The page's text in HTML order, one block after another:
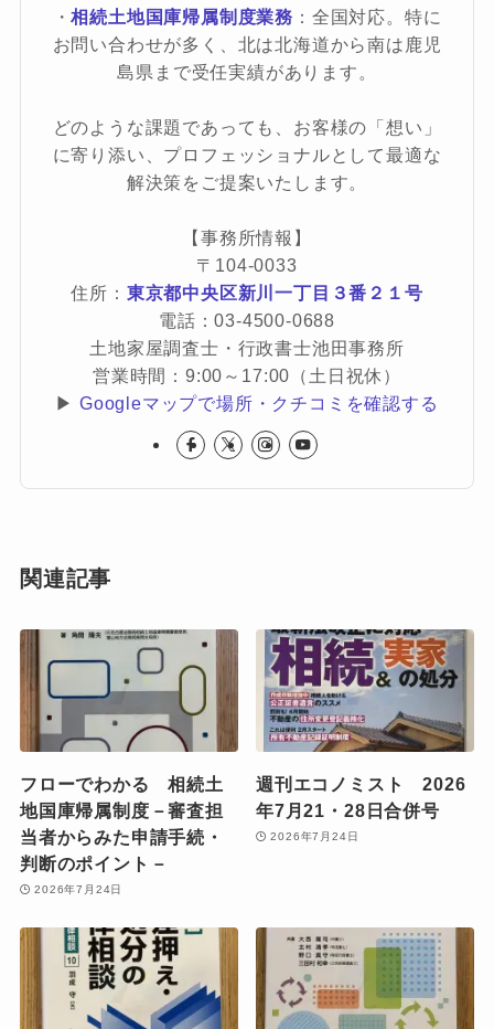
・相続土地国庫帰属制度業務 ：全国対応。特に
お問い合わせが多く、北は北海道から南は鹿児
島県まで受任実績があります。
どのような課題であっても、お客様の「想い」
に寄り添い、プロフェッショナルとして最適な
解決策をご提案いたします。
【事務所情報】
〒104-0033
住所： 東京都中央区新川一丁目３番２１号
電話：03-4500-0688
土地家屋調査士・行政書士池田事務所
営業時間：9:00～17:00（土日祝休）
▶ Googleマップで場所・クチコミを確認する
関連記事
フローでわかる 相続土
地国庫帰属制度－審査担
当者からみた申請手続・
判断のポイント－
2026年7月24日
週刊エコノミスト 2026
年7月21・28日合併号
2026年7月24日